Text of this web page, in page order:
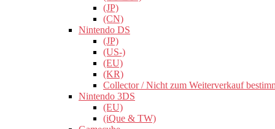
(JP)
(CN)
Nintendo DS
(JP)
(US-)
(EU)
(KR)
Collector / Nicht zum Weiterverkauf
Nintendo 3DS
(EU)
(iQue & TW)